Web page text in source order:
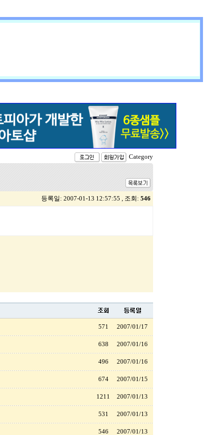
Category
등록일: 2007-01-13 12:57:55 , 조회: 546
571 2007/01/17
638 2007/01/16
496 2007/01/16
674 2007/01/15
1211 2007/01/13
531 2007/01/13
546 2007/01/13